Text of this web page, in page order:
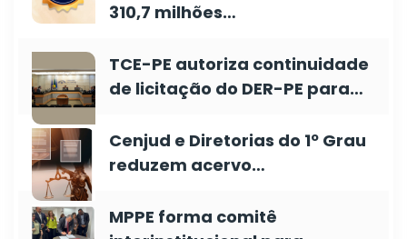
310,7 milhões…
TCE-PE autoriza continuidade
de licitação do DER-PE para…
Cenjud e Diretorias do 1º Grau
reduzem acervo…
MPPE forma comitê